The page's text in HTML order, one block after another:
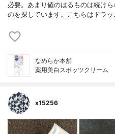
必要。あまり値のはるものは続け
のを探しています。こちらはドラ
なめらか本舗
薬用美白スポッツクリーム
x15256